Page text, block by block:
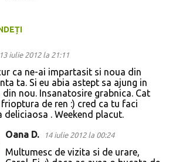
13 iulie 2012 la 21:11
ca ne-ai impartasit si noua din
ta. Si eu abia astept sa ajung in
din nou. Insanatosire grabnica. Cat
frioptura de ren :) cred ca tu faci
deliciaosa . Weekend placut.
Oana D.
14 iulie 2012 la 00:24
Multumesc de vizita si de urare,